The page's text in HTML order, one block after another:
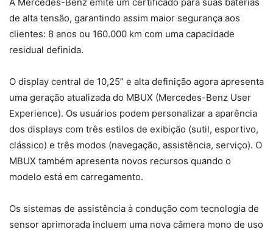
A Mercedes-Benz emite um certificado para suas baterias
de alta tensão, garantindo assim maior segurança aos
clientes: 8 anos ou 160.000 km com uma capacidade
residual definida.
O display central de 10,25” e alta definição agora apresenta
uma geração atualizada do MBUX (Mercedes-Benz User
Experience). Os usuários podem personalizar a aparência
dos displays com três estilos de exibição (sutil, esportivo,
clássico) e três modos (navegação, assistência, serviço). O
MBUX também apresenta novos recursos quando o
modelo está em carregamento.
Os sistemas de assistência à condução com tecnologia de
sensor aprimorada incluem uma nova câmera mono de uso